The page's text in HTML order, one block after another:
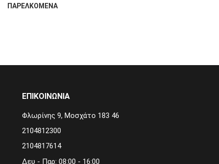
ΠΑΡΕΛΚΟΜΕΝΑ
ΕΠΙΚΟΙΝΩΝΙΑ
Φλωρίνης 9, Μοσχάτο 183 46
2104812300
2104817614
Δευ - Παρ: 08:00 - 16:00